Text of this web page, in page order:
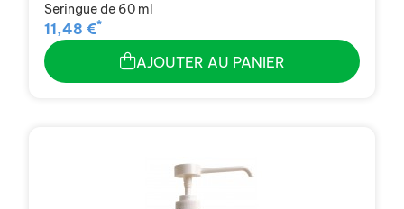
Seringue de 60 ml
11,48 €*
AJOUTER AU PANIER